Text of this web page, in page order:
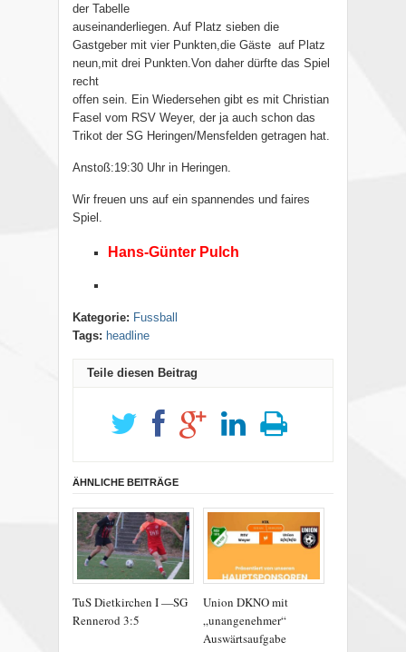
der Tabelle
auseinanderliegen. Auf Platz sieben die
Gastgeber mit vier Punkten,die Gäste auf Platz
neun,mit drei Punkten.Von daher dürfte das Spiel
recht
offen sein. Ein Wiedersehen gibt es mit Christian
Fasel vom RSV Weyer, der ja auch schon das
Trikot der SG Heringen/Mensfelden getragen hat.
Anstoß:19:30 Uhr in Heringen.
Wir freuen uns auf ein spannendes und faires
Spiel.
Hans-Günter Pulch
Kategorie: Fussball
Tags: headline
Teile diesen Beitrag
ÄHNLICHE BEITRÄGE
TuS Dietkirchen I —SG
Rennerod 3:5
Union DKNO mit
„unangenehmer“
Auswärtsaufgabe